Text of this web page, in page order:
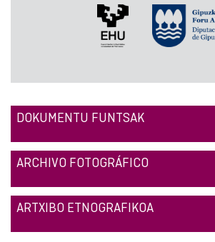
DOKUMENTU FUNTSAK
ARCHIVO FOTOGRÁFICO
ARTXIBO ETNOGRAFIKOA